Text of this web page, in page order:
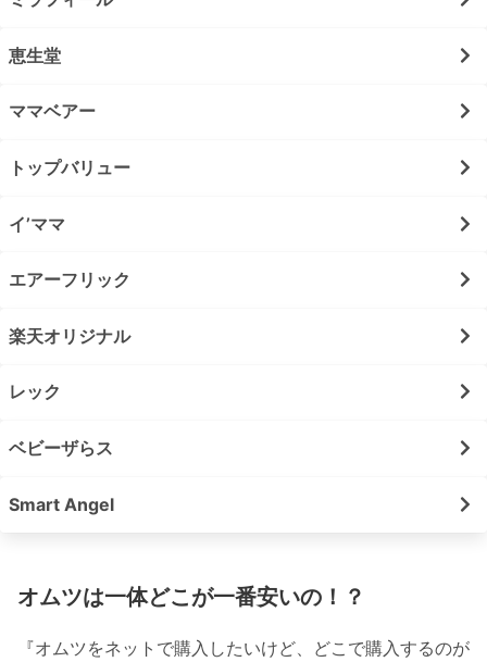
恵生堂
ママベアー
トップバリュー
イ’ママ
エアーフリック
楽天オリジナル
レック
ベビーザらス
Smart Angel
オムツは一体どこが一番安いの！？
『オムツをネットで購入したいけど、どこで購入するのが